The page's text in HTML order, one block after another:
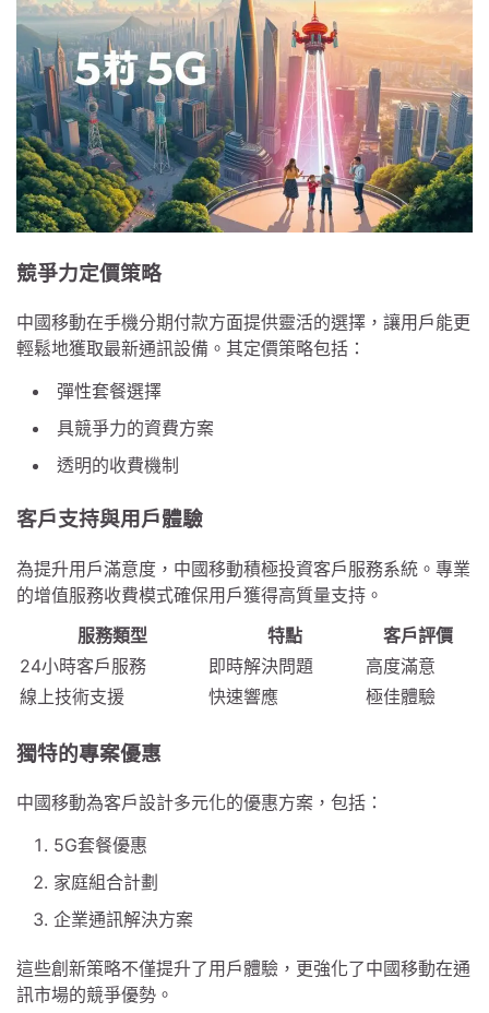
競爭力定價策略
中國移動在手機分期付款方面提供靈活的選擇，讓用戶能更
輕鬆地獲取最新通訊設備。其定價策略包括：
彈性套餐選擇
具競爭力的資費方案
透明的收費機制
客戶支持與用戶體驗
為提升用戶滿意度，中國移動積極投資客戶服務系統。專業
的增值服務收費模式確保用戶獲得高質量支持。
服務類型
特點
客戶評價
24小時客戶服務
即時解決問題
高度滿意
線上技術支援
快速響應 極佳體驗
獨特的專案優惠
中國移動為客戶設計多元化的優惠方案，包括：
5G套餐優惠
家庭組合計劃
企業通訊解決方案
這些創新策略不僅提升了用戶體驗，更強化了中國移動在通
訊市場的競爭優勢。